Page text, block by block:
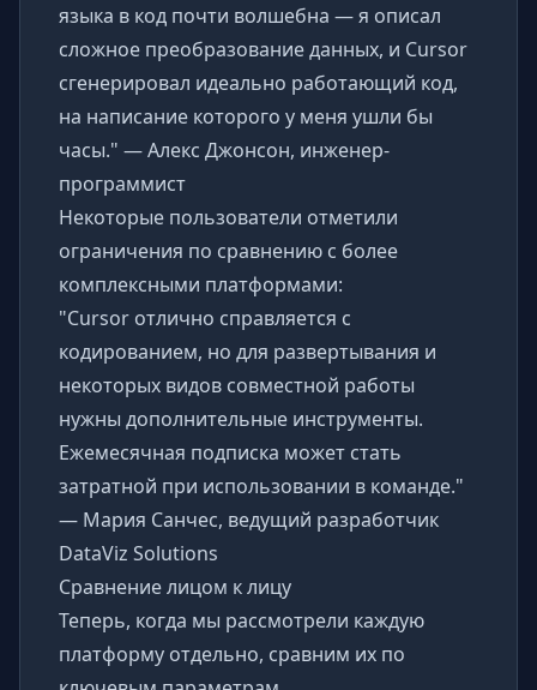
языка в код почти волшебна — я описал
сложное преобразование данных, и Cursor
сгенерировал идеально работающий код,
на написание которого у меня ушли бы
часы." — Алекс Джонсон, инженер-
программист
Некоторые пользователи отметили
ограничения по сравнению с более
комплексными платформами:
"Cursor отлично справляется с
кодированием, но для развертывания и
некоторых видов совместной работы
нужны дополнительные инструменты.
Ежемесячная подписка может стать
затратной при использовании в команде."
— Мария Санчес, ведущий разработчик
DataViz Solutions
Сравнение лицом к лицу
Теперь, когда мы рассмотрели каждую
платформу отдельно, сравним их по